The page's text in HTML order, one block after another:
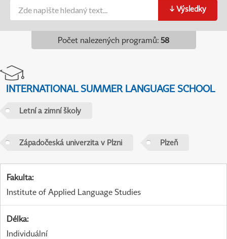
↓ Výsledky
Počet nalezených programů: 58
INTERNATIONAL SUMMER LANGUAGE SCHOOL
Letní a zimní školy
Západočeská univerzita v Plzni Plzeň
Fakulta:
Institute of Applied Language Studies
Délka:
Individuální